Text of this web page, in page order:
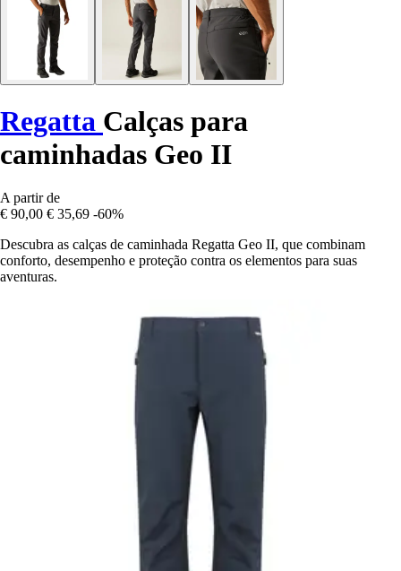
Regatta Calças para
caminhadas Geo II
A partir de
€ 90,00 € 35,69 -60%
Descubra as calças de caminhada Regatta Geo II, que combinam
conforto, desempenho e proteção contra os elementos para suas
aventuras.